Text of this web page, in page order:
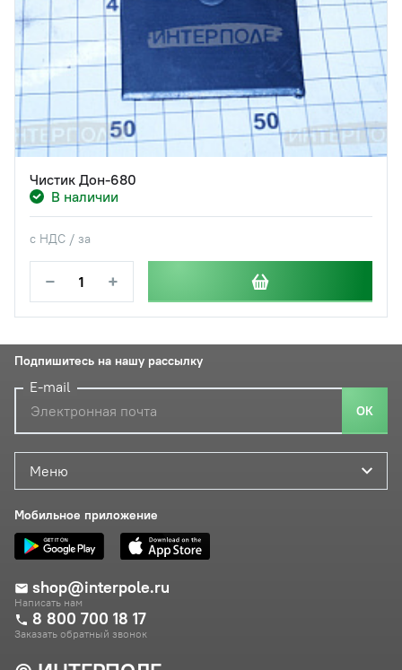
Чистик Дон-680
В наличии
с НДС / за
− +
Меню
Мобильное приложение
shop@interpole.ru
Написать нам
8 800 700 18 17
Заказать обратный звонок
Подпишитесь на нашу рассылку
E-mail
ОК